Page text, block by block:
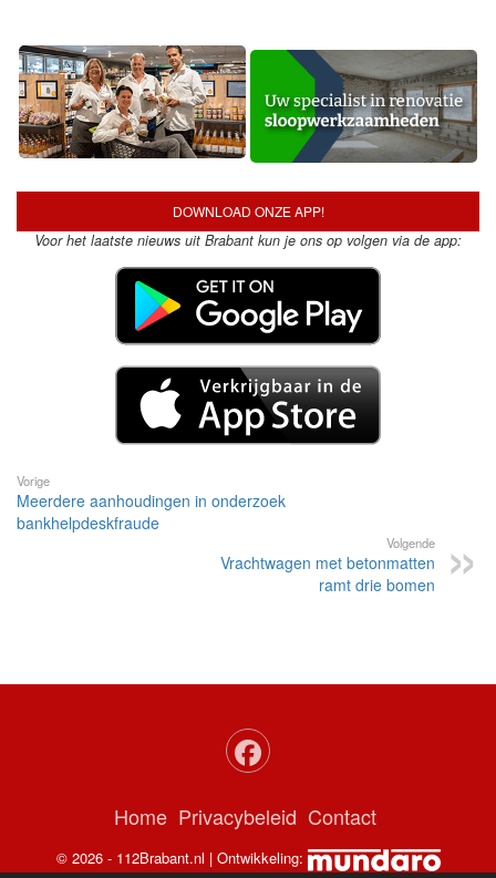
DOWNLOAD ONZE APP!
Voor het laatste nieuws uit Brabant kun je ons op volgen via de app:
Vorige
Meerdere aanhoudingen in onderzoek
bankhelpdeskfraude
Volgende
Vrachtwagen met betonmatten
ramt drie bomen
Home Privacybeleid Contact
© 2026 - 112Brabant.nl | Ontwikkeling: